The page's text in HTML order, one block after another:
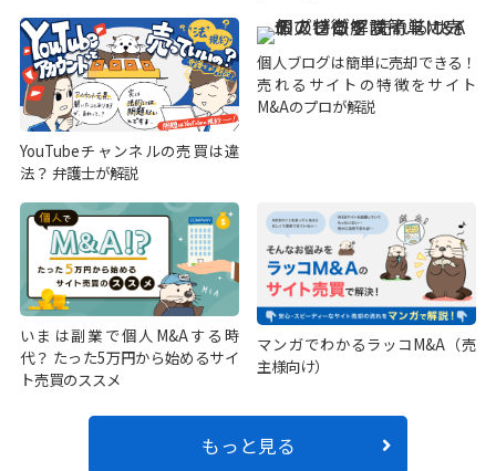
YouTubeチャンネルの売買は違
法？ 弁護士が解説
個人ブログは簡単に売却できる！
売れるサイトの特徴をサイト
M&Aのプロが解説
いまは副業で個人M&Aする時
代？ たった5万円から始めるサイ
ト売買のススメ
マンガでわかるラッコM&A（売
主様向け）
もっと見る